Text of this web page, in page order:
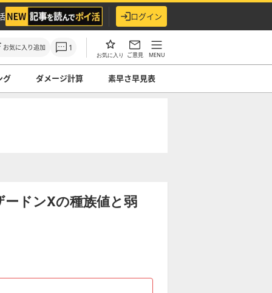
ログイン
お気に入り追加 1
お気に入り ご意見 MENU
グ ダメージ計算 素早さ早見表
ドンXの種族値と弱